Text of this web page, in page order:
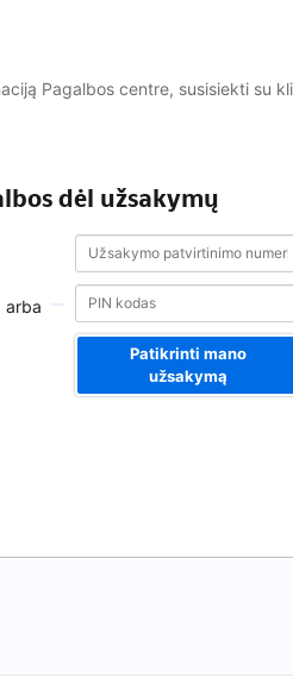
Pagalbos centre, susisiekti su
dėl užsakymų
arba
Užsakymo
patvirtinimo
numeris
Užsakymo
patvirtinimo
numeris
Patikrinti mano
užsakymą